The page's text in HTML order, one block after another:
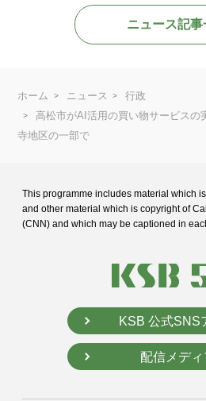
ニュース記事
ホーム ニュース
行政
高松市がAI活用の買い物サービス
寺地区の一部で
This programme includes material which
and other material which is copyright of
(CNN) and which may be captioned in
KSB 公式SNS
配信メデ